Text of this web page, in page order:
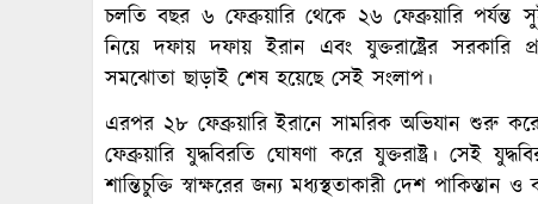
চলতি বছর ৬ ফেব্রুয়ারি থেকে ২৬ ফেব্রুয়ারি পর্যন্ত
নিয়ে দফায় দফায় ইরান এবং যুক্তরাষ্ট্রের সরকারি
সমঝোতা ছাড়াই শেষ হয়েছে সেই সংলাপ।
এরপর ২৮ ফেব্রুয়ারি ইরানে সামরিক অভিযান শুরু
ফেব্রুয়ারি যুদ্ধবিরতি ঘোষণা করে যুক্তরাষ্ট্র। সেই
শান্তিচুক্তি স্বাক্ষরের জন্য মধ্যস্থতাকারী দেশ পাকিস্তান